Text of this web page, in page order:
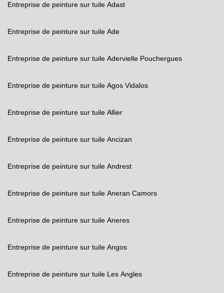
Entreprise de peinture sur tuile Adast
Entreprise de peinture sur tuile Ade
Entreprise de peinture sur tuile Adervielle Pouchergues
Entreprise de peinture sur tuile Agos Vidalos
Entreprise de peinture sur tuile Allier
Entreprise de peinture sur tuile Ancizan
Entreprise de peinture sur tuile Andrest
Entreprise de peinture sur tuile Aneran Camors
Entreprise de peinture sur tuile Aneres
Entreprise de peinture sur tuile Angos
Entreprise de peinture sur tuile Les Angles